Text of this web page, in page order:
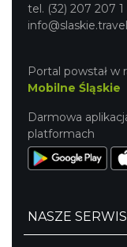
tel. (32) 207 207 1
info@slaskie.travel
Portal powstał w
Mobilne Śląskie
Darmowa
platformach
NASZE